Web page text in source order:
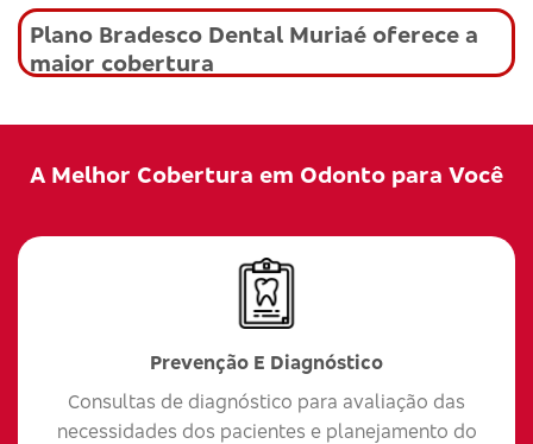
Plano Bradesco Dental Muriaé oferece a
maior cobertura
A Melhor Cobertura em Odonto para Você
Prevenção E Diagnóstico
Consultas de diagnóstico para avaliação das
necessidades dos pacientes e planejamento do